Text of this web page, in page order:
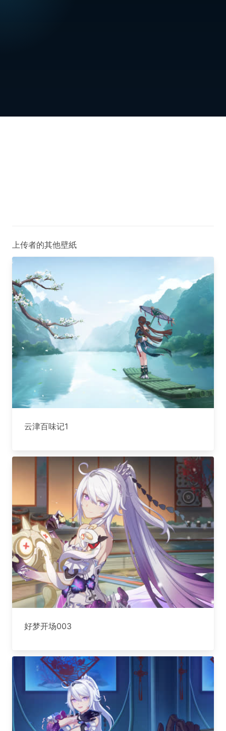
上传者的其他壁紙
云津百味记1
好梦开场003